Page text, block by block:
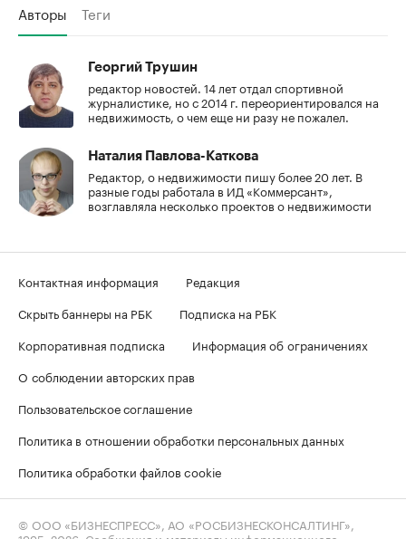
Авторы Теги
Георгий Трушин
редактор новостей. 14 лет отдал спортивной
журналистике, но с 2014 г. переориентировался на
недвижимость, о чем еще ни разу не пожалел.
Наталия Павлова-Каткова
Редактор, о недвижимости пишу более 20 лет. В
разные годы работала в ИД «Коммерсант»,
возглавляла несколько проектов о недвижимости
Контактная информация
Редакция
Скрыть баннеры на РБК
Подписка на РБК
Корпоративная подписка
Информация об ограничениях
О соблюдении авторских прав
Пользовательское соглашение
Политика в отношении обработки персональных данных
Политика обработки файлов cookie
© ООО «БИЗНЕСПРЕСС», АО «РОСБИЗНЕСКОНСАЛТИНГ»,